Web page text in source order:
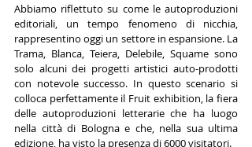
Abbiamo riflettuto su come le autoproduzioni
editoriali, un tempo fenomeno di nicchia,
rappresentino oggi un settore in espansione. La
Trama, Blanca, Teiera, Delebile, Squame sono
solo alcuni dei progetti artistici auto-prodotti
con notevole successo. In questo scenario si
colloca perfettamente il Fruit exhibition, la fiera
delle autoproduzioni letterarie che ha luogo
nella città di Bologna e che, nella sua ultima
edizione, ha visto la presenza di 6000 visitatori.